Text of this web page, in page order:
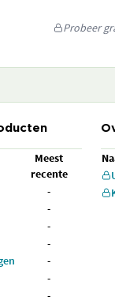
Probeer
Meest
recente
-
-
-
-
-
-
-